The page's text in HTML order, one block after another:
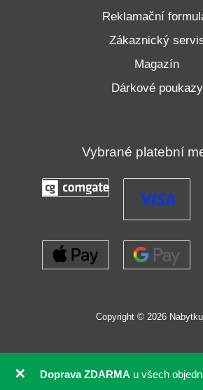
Reklamační
Zákaznický
Magazín
Dárkové poukazy
Vybrané platební
Copyright © 2026
GDPR souhlas se soubory cookie pomocí
✕ Doprava ZDARMA u všech